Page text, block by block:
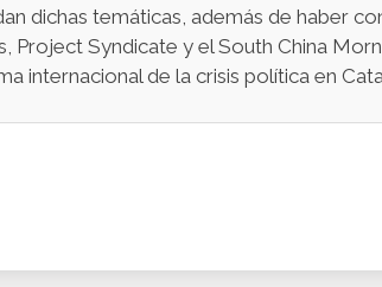
dichas temáticas, además de haber
Project Syndicate y el South China
internacional de la crisis política en